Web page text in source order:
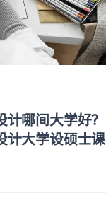
哪间大学好？
计大学设硕士课